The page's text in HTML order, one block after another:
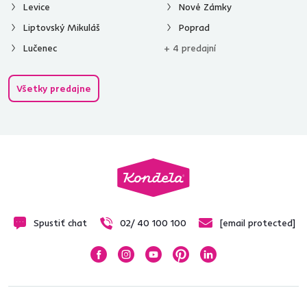
Levice
Liptovský Mikuláš
Lučenec
Nové Zámky
Poprad
+ 4 predajní
Všetky predajne
Spustiť chat 02/ 40 100 100 [email protected]